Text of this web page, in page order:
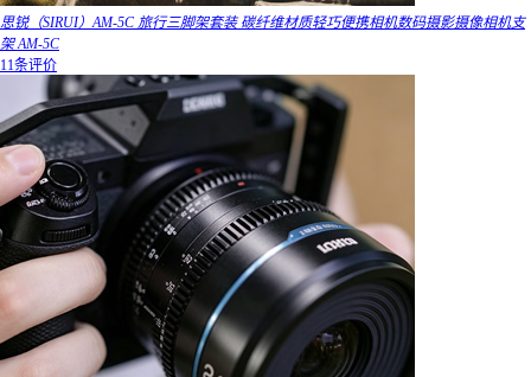
思锐（SIRUI）AM-5C 旅行三脚架套装 碳纤维材质轻巧便携相机数码摄影摄像相机支
架 AM-5C
11条评价